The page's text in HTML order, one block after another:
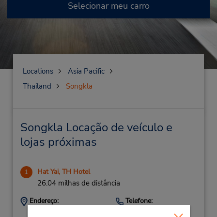
Selecionar meu carro
Locations
Asia Pacific
Thailand
Songkla
Songkla Locação de veículo e
lojas próximas
1 Hat Yai, TH Hotel
26.04 milhas de distância
Endereço:
Telefone:
(66) 074 227 267